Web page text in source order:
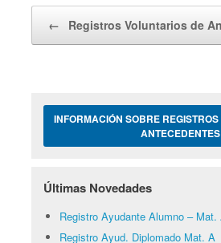
← Registros Voluntarios de
INFORMACIÓN SOBRE
ANTECEDENTES
Últimas Novedades
Registro Ayudante Alumno – Mat.
Registro Ayud. Diplomado Mat. A